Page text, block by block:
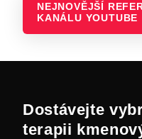
NEJNOVĚJŠÍ
KANÁLU YOUTUBE
Dostávejte
terapii